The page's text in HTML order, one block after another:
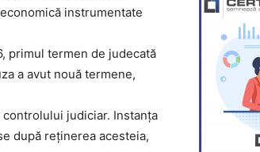
instrumentate
primul termen de judecată
a avut nouă termene,
judiciar. Instanța
după reținerea acesteia,